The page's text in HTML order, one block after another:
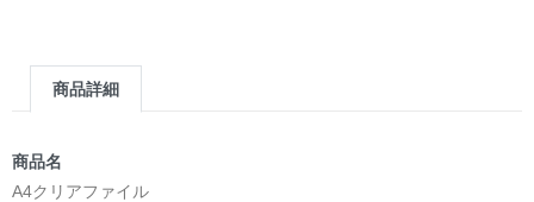
商品詳細
商品名
A4クリアファイル